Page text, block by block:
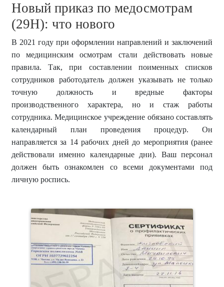
Новый приказ по медосмотрам
(29Н): что нового
В 2021 году при оформлении направлений и заключений
по медицинским осмотрам стали действовать новые
правила. Так, при составлении поименных списков
сотрудников работодатель должен указывать не только
точную должность и вредные факторы
производственного характера, но и стаж работы
сотрудника. Медицинское учреждение обязано составлять
календарный план проведения процедур. Он
направляется за 14 рабочих дней до мероприятия (ранее
действовали именно календарные дни). Ваш персонал
должен быть ознакомлен со всеми документами под
личную роспись.